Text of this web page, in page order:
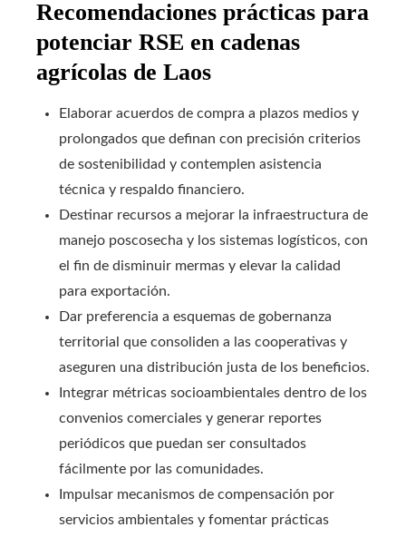
Recomendaciones prácticas para
potenciar RSE en cadenas
agrícolas de Laos
Elaborar acuerdos de compra a plazos medios y
prolongados que definan con precisión criterios
de sostenibilidad y contemplen asistencia
técnica y respaldo financiero.
Destinar recursos a mejorar la infraestructura de
manejo poscosecha y los sistemas logísticos, con
el fin de disminuir mermas y elevar la calidad
para exportación.
Dar preferencia a esquemas de gobernanza
territorial que consoliden a las cooperativas y
aseguren una distribución justa de los beneficios.
Integrar métricas socioambientales dentro de los
convenios comerciales y generar reportes
periódicos que puedan ser consultados
fácilmente por las comunidades.
Impulsar mecanismos de compensación por
servicios ambientales y fomentar prácticas